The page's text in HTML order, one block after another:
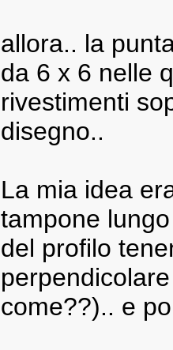
allora.. la
da 6 x 6 nelle
rivestimenti
disegno..
La mia idea
tampone
del profilo
come??).. e